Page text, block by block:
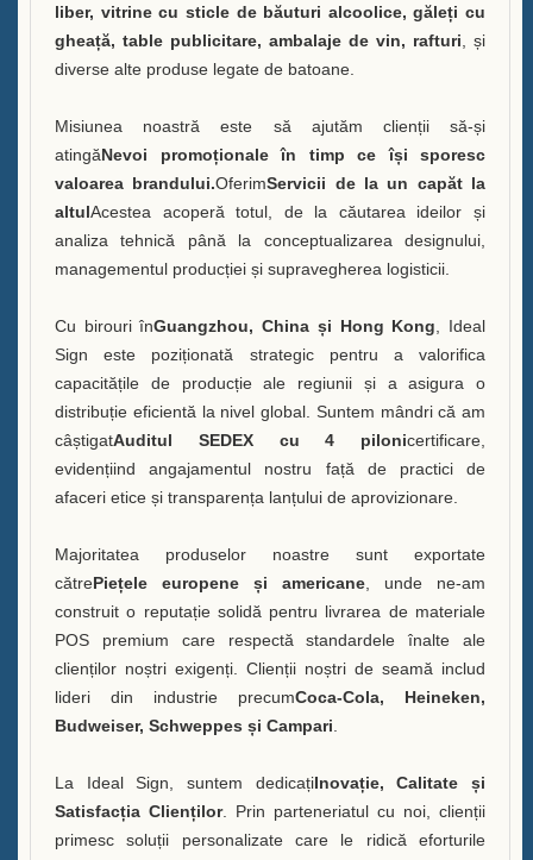
liber, vitrine cu sticle de băuturi alcoolice, găleți cu
gheață, table publicitare, ambalaje de vin, rafturi , și
diverse alte produse legate de batoane.
Misiunea noastră este să ajutăm clienții să-și
atingăNevoi promoționale în timp ce își sporesc
valoarea brandului.OferimServicii de la un capăt la
altulAcestea acoperă totul, de la căutarea ideilor și
analiza tehnică până la conceptualizarea designului,
managementul producției și supravegherea logisticii.
Cu birouri înGuangzhou, China și Hong Kong , Ideal
Sign este poziționată strategic pentru a valorifica
capacitățile de producție ale regiunii și a asigura o
distribuție eficientă la nivel global. Suntem mândri că am
câștigatAuditul SEDEX cu 4 pilonicertificare,
evidențiind angajamentul nostru față de practici de
afaceri etice și transparența lanțului de aprovizionare.
Majoritatea produselor noastre sunt exportate
cătrePiețele europene și americane , unde ne-am
construit o reputație solidă pentru livrarea de materiale
POS premium care respectă standardele înalte ale
clienților noștri exigenți. Clienții noștri de seamă includ
lideri din industrie precumCoca-Cola, Heineken,
Budweiser, Schweppes și Campari
La Ideal Sign, suntem dedicațiInovație, Calitate și
Satisfacția Clienților. Prin parteneriatul cu noi, clienții
primesc soluții personalizate care le ridică eforturile